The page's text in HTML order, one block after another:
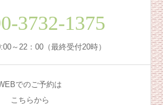
3732-1375
～22：00（最終受付20時）
でのご予約は
こちらから